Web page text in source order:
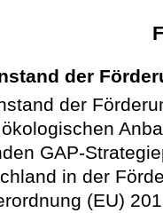
der
der
GAP-
in der
(EU)